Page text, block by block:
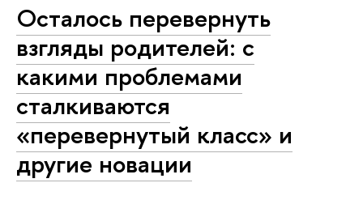
Осталось перевернуть
взгляды родителей: с
какими проблемами
сталкиваются
«перевернутый класс» и
другие новации